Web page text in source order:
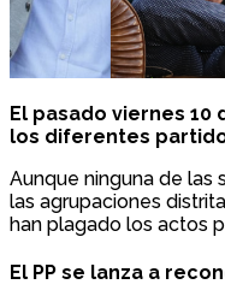
El pasado viernes
los diferentes
Aunque ninguna de las
las agrupaciones
han plagado los actos
El PP se lanza a